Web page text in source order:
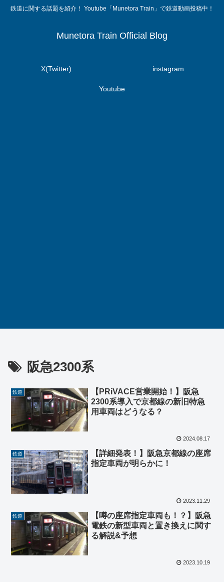
鉄道に関する話題を紹介！ Youtube「Munetora Train」で鉄道動画投稿中！
Munetora Train Official Blog
X(Twitter) instagram
Youtube
阪急2300系
鉄道
【PRiVACE営業開始！】阪急
2300系導入で京都線の新旧特急
用車両はどうなる？
2024.08.17
鉄道
【詳細発表！】阪急京都線の座席
指定車両が明らかに！
2023.11.29
鉄道
【噂の座席指定車両も！？】阪急
電鉄の新型車両と置き換えに関す
る解説&予想
2023.10.19